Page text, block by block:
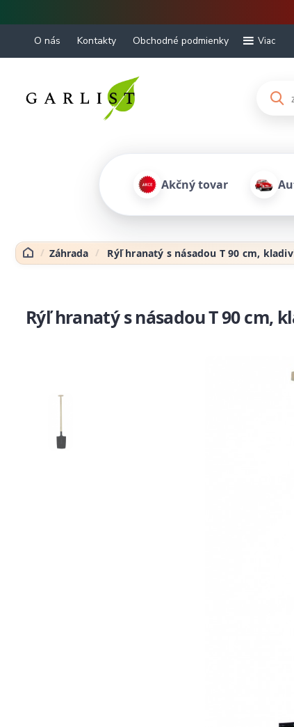
O nás Kontakty Obchodné podmienky Viac
Akčný tovar
Záhrada Rýľ hranatý s násadou T 90 cm,
Rýľ hranatý s násadou T 90 cm,